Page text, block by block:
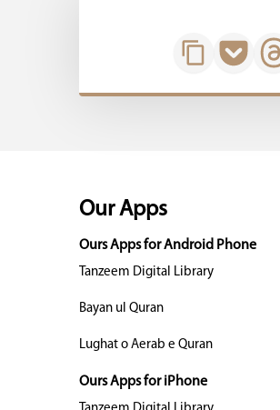
Our Apps
Ours Apps for Android Phone
Tanzeem Digital Library
Bayan ul Quran
Lughat o Aerab e Quran
Ours Apps for iPhone